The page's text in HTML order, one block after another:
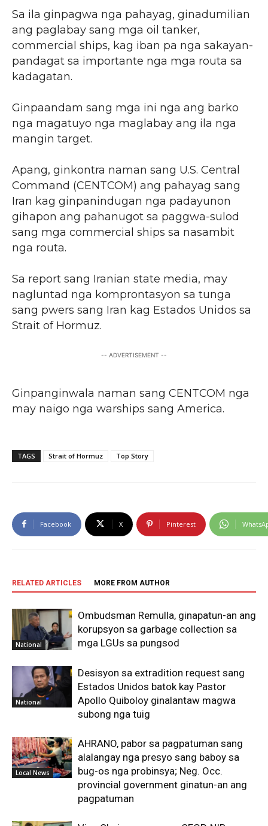
Sa ila ginpagwa nga pahayag, ginadumilian
ang paglabay sang mga oil tanker,
commercial ships, kag iban pa nga sakayan-
pandagat sa importante nga mga routa sa
kadagatan.
Ginpaandam sang mga ini nga ang barko
nga magatuyo nga maglabay ang ila nga
mangin target.
Apang, ginkontra naman sang U.S. Central
Command (CENTCOM) ang pahayag sang
Iran kag ginpanindugan nga padayunon
gihapon ang pahanugot sa paggwa-sulod
sang mga commercial ships sa nasambit
nga routa.
Sa report sang Iranian state media, may
nagluntad nga komprontasyon sa tunga
sang pwers sang Iran kag Estados Unidos sa
Strait of Hormuz.
-- ADVERTISEMENT --
Ginpanginwala naman sang CENTCOM nga
may naigo nga warships sang America.
TAGS Strait of Hormuz Top Story
Facebook X Pinterest
RELATED ARTICLES MORE FROM AUTHOR
National
Ombudsman Remulla, ginapatun-an ang
korupsyon sa garbage collection sa
mga LGUs sa pungsod
National
Desisyon sa extradition request sang
Estados Unidos batok kay Pastor
Apollo Quiboloy ginalantaw magwa
subong nga tuig
Local News
AHRANO, pabor sa pagpatuman sang
alalangay nga presyo sang baboy sa
bug-os nga probinsya; Neg. Occ.
provincial government ginatun-an ang
pagpatuman